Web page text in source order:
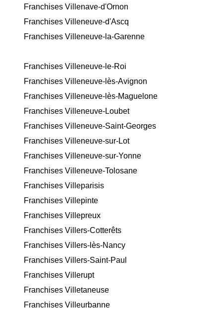
Franchises Villenave-d'Ornon
Franchises Villeneuve-d'Ascq
Franchises Villeneuve-la-Garenne
Franchises Villeneuve-le-Roi
Franchises Villeneuve-lès-Avignon
Franchises Villeneuve-lès-Maguelone
Franchises Villeneuve-Loubet
Franchises Villeneuve-Saint-Georges
Franchises Villeneuve-sur-Lot
Franchises Villeneuve-sur-Yonne
Franchises Villeneuve-Tolosane
Franchises Villeparisis
Franchises Villepinte
Franchises Villepreux
Franchises Villers-Cotterêts
Franchises Villers-lès-Nancy
Franchises Villers-Saint-Paul
Franchises Villerupt
Franchises Villetaneuse
Franchises Villeurbanne